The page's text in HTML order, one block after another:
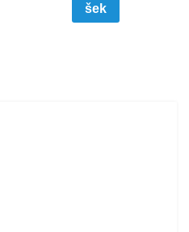
šek